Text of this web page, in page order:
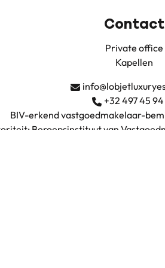
Contact
Private office
Kapellen
+32 497 45 94
BIV-erkend vastgoedmakelaar-
Beroepsinstituut van